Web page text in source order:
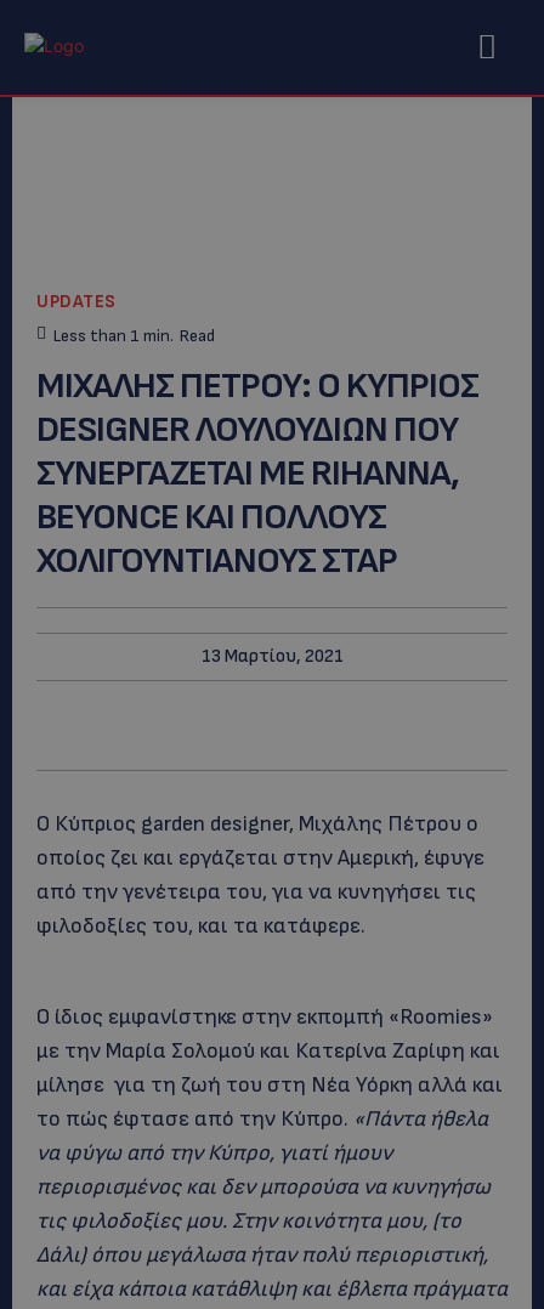
UPDATES
Less than 1 min. Read
MIXAΛΗΣ ΠΕΤΡΟΥ: O KYΠΡΙΟΣ
DESIGNER ΛΟΥΛΟΥΔΙΩΝ ΠΟΥ
ΣΥΝΕΡΓΑΖΕΤΑΙ ΜΕ RIHANNA,
BEYONCE ΚΑΙ ΠΟΛΛΟΥΣ
ΧΟΛΙΓΟΥΝΤΙΑΝΟΥΣ ΣΤΑΡ
13 Μαρτίου, 2021
Ο Κύπριος garden designer, Μιχάλης Πέτρου ο
οποίος ζει και εργάζεται στην Αμερική, έφυγε
από την γενέτειρα του, για να κυνηγήσει τις
φιλοδοξίες του, και τα κατάφερε.
Ο ίδιος εμφανίστηκε στην εκπομπή «Roomies»
με την Μαρία Σολομού και Κατερίνα Ζαρίφη και
μίλησε για τη ζωή του στη Νέα Υόρκη αλλά και
το πώς έφτασε από την Κύπρο. «Πάντα ήθελα
να φύγω από την Κύπρο, γιατί ήμουν
περιορισμένος και δεν μπορούσα να κυνηγήσω
τις φιλοδοξίες μου. Στην κοινότητα μου, (το
Δάλι) όπου μεγάλωσα ήταν πολύ περιοριστική,
και είχα κάποια κατάθλιψη και έβλεπα πράγματα